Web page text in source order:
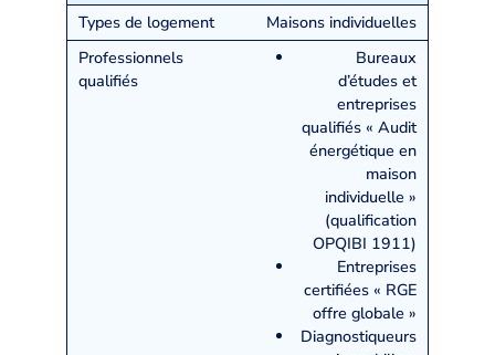
Maisons individuelles
Bureaux
d’études et
entreprises
qualifiés « Audit
énergétique en
maison
individuelle »
(qualification
OPQIBI 1911)
Entreprises
certifiées « RGE
offre globale »
Diagnostiqueurs